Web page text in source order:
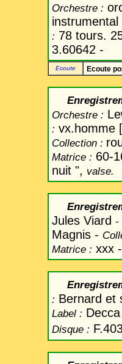
Orchestre :
instrumental
: 78 tours.
3.60642 -
Ecoute Ecoute
Orchestre :
: vx.homme
Collection :
Matrice : 60-
nuit ", valse.
Jules Viard -
Magnis -
Matrice : xxx -
: Bernard et
Label :
Disque :